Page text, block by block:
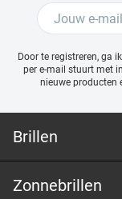
Door te registreren, ga
per e-mail stuurt met
nieuwe producten
Brillen
Zonnebrillen